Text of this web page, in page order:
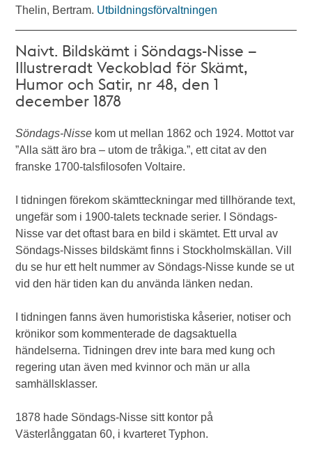
Thelin, Bertram. Utbildningsförvaltningen
Naivt. Bildskämt i Söndags-Nisse –
Illustreradt Veckoblad för Skämt,
Humor och Satir, nr 48, den 1
december 1878
Söndags-Nisse kom ut mellan 1862 och 1924. Mottot var
”Alla sätt äro bra – utom de tråkiga.”, ett citat av den
franske 1700-talsfilosofen Voltaire.
I tidningen förekom skämtteckningar med tillhörande text,
ungefär som i 1900-talets tecknade serier. I Söndags-
Nisse var det oftast bara en bild i skämtet. Ett urval av
Söndags-Nisses bildskämt finns i Stockholmskällan. Vill
du se hur ett helt nummer av Söndags-Nisse kunde se ut
vid den här tiden kan du använda länken nedan.
I tidningen fanns även humoristiska kåserier, notiser och
krönikor som kommenterade de dagsaktuella
händelserna. Tidningen drev inte bara med kung och
regering utan även med kvinnor och män ur alla
samhällsklasser.
1878 hade Söndags-Nisse sitt kontor på
Västerlånggatan 60, i kvarteret Typhon.